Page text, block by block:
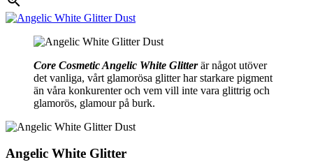
Core Cosmetic Angelic White Glitterär något utöver
det vanliga, vårt glamorösa glitter har starkare pigment
än våra konkurenter och vem vill inte vara glittrig och
glamorös, glamour på burk.
Angelic White Glitter